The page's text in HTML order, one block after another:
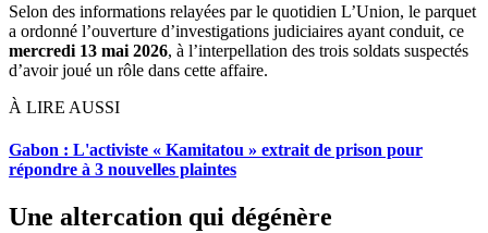
Selon des informations relayées par le quotidien L’Union, le parquet
a ordonné l’ouverture d’investigations judiciaires ayant conduit, ce
mercredi 13 mai 2026, à l’interpellation des trois soldats suspectés
d’avoir joué un rôle dans cette affaire.
À LIRE AUSSI
Gabon : L'activiste « Kamitatou » extrait de prison pour
répondre à 3 nouvelles plaintes
Une altercation qui dégénère